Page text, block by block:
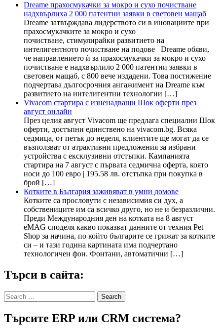
Dreame прахосмукачки за мокро и сухо почистване
надхвърлиха 2 000 патентни заявки в световен мащаб
Dreame затвърждава лидерството си в иновациите при
прахосмукачките за мокро и сухо
почистване, стимулирайки развитието на
интелигентното почистване на подове Dreame обяви,
че направлението ѝ за прахосмукачки за мокро и сухо
почистване е надхвърлило 2 000 патентни заявки в
световен мащаб, с 800 вече издадени. Това постижение
подчертава дългосрочния ангажимент на Dreame към
развитието на интелигентни технологии […]
Vivacom стартира с изненадващи Шок оферти през
август онлайн
През целия август Vivacom ще предлага специални Шок
оферти, достъпни единствено на vivacom.bg. Всяка
седмица, от петък до неделя, клиентите ще могат да се
възползват от атрактивни предложения за избрани
устройства с ексклузивни отстъпки. Кампанията
стартира на 7 август с първата седмична оферта, която
носи до 100 евро | 195.58 лв. отстъпка при покупка в
брой […]
Котките в България заживяват в умни домове
Котките са прословути с независимия си дух, а
собствениците им са всичко друго, но не и безразлични.
Преди Международния ден на котката на 8 август
eMAG споделя какво показват данните от техния Pet
Shop за начина, по който българите се грижат за котките
си – и тази година картината има подчертано
технологичен фон. Фонтани, автоматични […]
Търси в сайта:
Search
for:
Търсите ERP или CRM система?